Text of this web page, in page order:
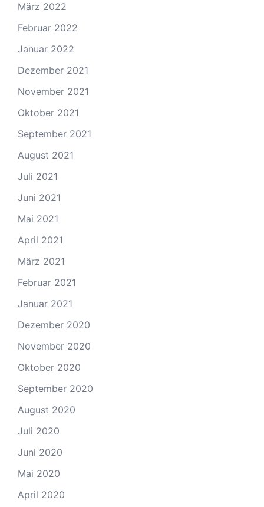
März 2022
Februar 2022
Januar 2022
Dezember 2021
November 2021
Oktober 2021
September 2021
August 2021
Juli 2021
Juni 2021
Mai 2021
April 2021
März 2021
Februar 2021
Januar 2021
Dezember 2020
November 2020
Oktober 2020
September 2020
August 2020
Juli 2020
Juni 2020
Mai 2020
April 2020